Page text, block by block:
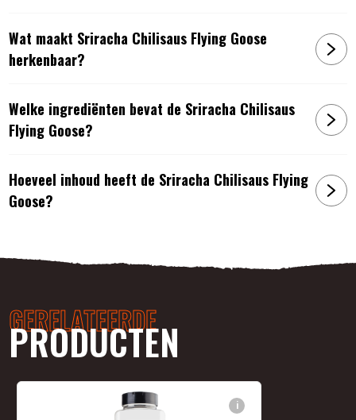
Wat maakt Sriracha Chilisaus Flying Goose
herkenbaar?
Welke ingrediënten bevat de Sriracha Chilisaus
Flying Goose?
Hoeveel inhoud heeft de Sriracha Chilisaus Flying
Goose?
GERELATEERDE
PRODUCTEN
i